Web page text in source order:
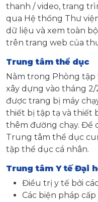
thanh / video, trang
qua Hệ thống Thư
dữ liệu và xem toàn
trên trang web của
Trung tâm thể dục
Nằm trong Phòng tập
xây dựng vào tháng
được trang bị máy
thiết bị tập tạ và thiết
thêm đường chạy. Để
Trung tâm thể dục
tập thể dục cá nhân.
Trung tâm Y tế Đại
Điều trị y tế bởi
Các biện pháp